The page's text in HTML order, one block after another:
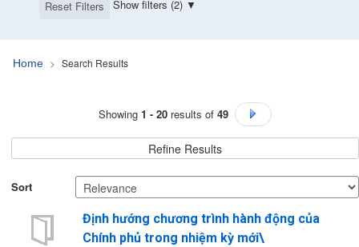
Reset Filters Show filters (2)
Home Search Results
Search Results
Showing1 - 20 results of49 Go to Next Page
Refine Results
Sort
Định hướng chương trình hành động của
Chính phủ trong nhiệm kỳ mới\